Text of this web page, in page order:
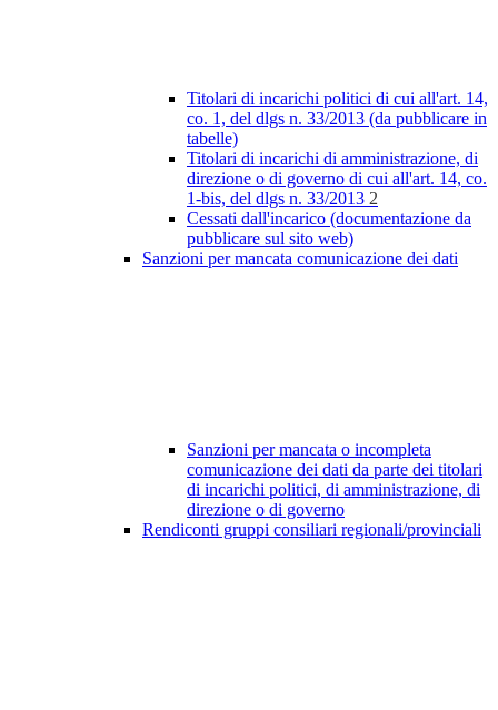
Titolari di incarichi politici di cui all'art. 14,
co. 1, del dlgs n. 33/2013 (da pubblicare in
tabelle)
Titolari di incarichi di amministrazione, di
direzione o di governo di cui all'art. 14, co.
1-bis, del dlgs n. 33/2013 2
Cessati dall'incarico (documentazione da
pubblicare sul sito web)
Sanzioni per mancata comunicazione dei dati
Sanzioni per mancata o incompleta
comunicazione dei dati da parte dei titolari
di incarichi politici, di amministrazione, di
direzione o di governo
Rendiconti gruppi consiliari regionali/provinciali